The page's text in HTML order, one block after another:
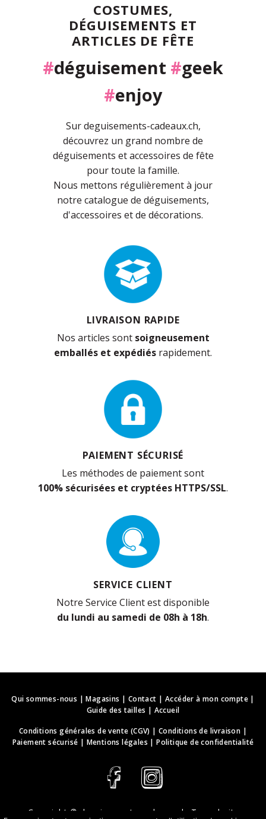
COSTUMES,
DÉGUISEMENTS ET
ARTICLES DE FÊTE
#déguisement #geek
#enjoy
Sur deguisements-cadeaux.ch,
découvrez un grand nombre de
déguisements et accessoires de fête
pour toute la famille.
Nous mettons régulièrement à jour
notre catalogue de déguisements,
d'accessoires et de décorations.
LIVRAISON RAPIDE
Nos articles sont soigneusement
emballés et expédiés rapidement.
PAIEMENT SÉCURISÉ
Les méthodes de paiement sont
100% sécurisées et cryptées HTTPS/SSL.
SERVICE CLIENT
Notre Service Client est disponible
du lundi au samedi de 08h à 18h.
Qui sommes-nous |Magasins | Contact | Accéder à mon compte|
Guide des tailles | Accueil
Conditions générales de vente (CGV) |Conditions de livraison |
Paiement sécurisé | Mentions légales |Politique de confidentialité
Copyright © deguisements-cadeaux.ch . Tous droits